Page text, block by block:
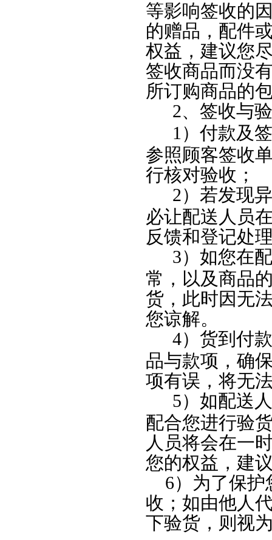
等影响签收的
的赠品，配件
权益，建议您
签收商品而没
所订购商品的
2、签收与
1 ）付款及
参照顾客签收
行核对验收；
2）若发现
必让配送人员
反馈和登记处
3）如您在
常，以及商品
货，此时因无
您谅解。
4）货到付
品与款项，确
项有误，将无
5）如配送
配合您进行验
人员将会在一
您的权益，建
6）为了保
收；如由他人
下验货，则视